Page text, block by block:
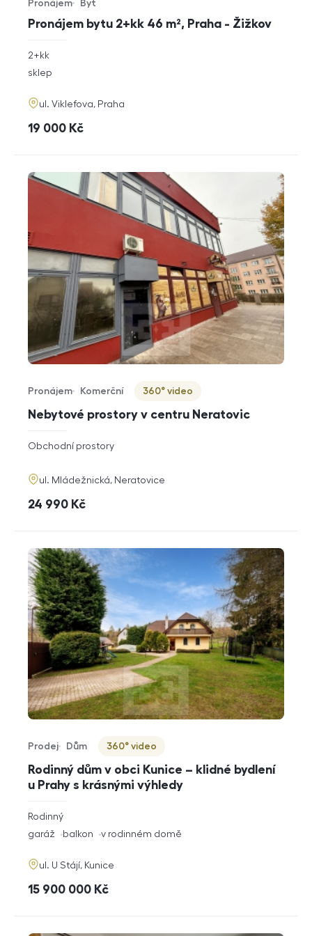
Pronájem bytu 2+kk 46 m², Praha - Žižkov
Typ nabídky
Pronájem
Typ nemovitosti
Byt
rozměry
2+kk
funkce
sklep
adresa
ul. Viklefova, Praha
cena
19 000 Kč
Nebytové prostory v centru Neratovic
Typ nabídky
Pronájem
Typ nemovitosti
Komerční
Virtuální prohlídka
360° video
rozměry
dispozice
Obchodní prostory
adresa
ul. Mládežnická, Neratovice
cena
24 990 Kč
Rodinný dům v obci Kunice – klidné bydlení
u Prahy s krásnými výhledy
Typ nabídky
Prodej
Typ nemovitosti
Dům
Virtuální prohlídka
360° video
rozměry
dispozice
Rodinný
funkce
garáž balkon v rodinném domě
adresa
ul. U Stájí, Kunice
cena
15 900 000 Kč